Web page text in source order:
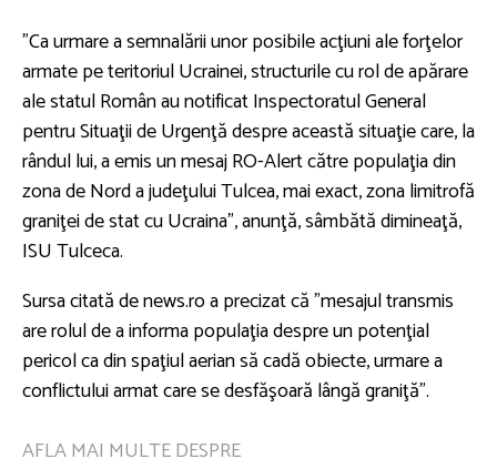
”Ca urmare a semnalării unor posibile acţiuni ale forţelor
armate pe teritoriul Ucrainei, structurile cu rol de apărare
ale statul Român au notificat Inspectoratul General
pentru Situaţii de Urgenţă despre această situaţie care, la
rândul lui, a emis un mesaj RO-Alert către populaţia din
zona de Nord a judeţului Tulcea, mai exact, zona limitrofă
graniţei de stat cu Ucraina”, anunţă, sâmbătă dimineaţă,
ISU Tulceca.
Sursa citată de news.ro a precizat că ”mesajul transmis
are rolul de a informa populaţia despre un potenţial
pericol ca din spaţiul aerian să cadă obiecte, urmare a
conflictului armat care se desfăşoară lângă graniţă”.
AFLA MAI MULTE DESPRE